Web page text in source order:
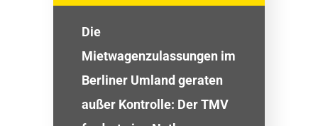
Die
Mietwagenzulassungen im
Berliner Umland geraten
außer Kontrolle: Der TMV